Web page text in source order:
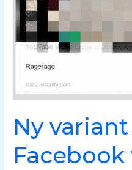
Ny